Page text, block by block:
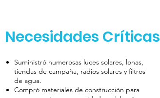
Necesidades Críticas
Suministró numerosas luces solares, lonas,
tiendas de campaña, radios solares y filtros
de agua.
Compró materiales de construcción para